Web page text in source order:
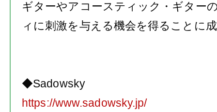
ギターやアコースティック・ギター
ィに刺激を与える機会を得ることに
◆Sadowsky
https://www.sadowsky.jp/